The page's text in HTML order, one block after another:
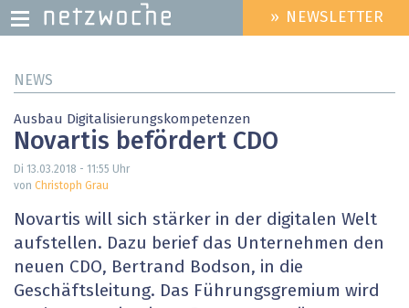
zum
HEADER
MENU
» NEWSLETTER
NEWS
Ausbau Digitalisierungskompetenzen
Novartis befördert CDO
Di 13.03.2018 - 11:55 Uhr
von Christoph Grau
Novartis will sich stärker in der digitalen Welt
aufstellen. Dazu berief das Unternehmen den
neuen CDO, Bertrand Bodson, in die
Geschäftsleitung. Das Führungsgremium wird